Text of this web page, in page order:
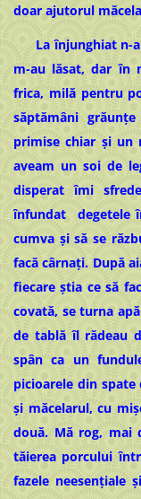
doar ajutorul
La înjunghiat n-
m-au lăsat, dar în
frica, milă pentru
săptămâni
primise chiar și un
aveam un soi de
disperat îmi
înfundat degetele
cumva și să se
facă cârnați. După
fiecare știa ce să
covată, se turna
de tablă îl rădeau
spân ca un
picioarele din
și măcelarul, cu
două. Mă rog, mai
tăierea porcului
fazele neesențiale